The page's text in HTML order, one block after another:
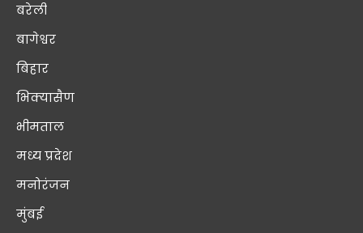
बरेली
बागेश्वर
बिहार
भिक्यासैण
भीमताल
मध्य प्रदेश
मनोरंजन
मुंबई